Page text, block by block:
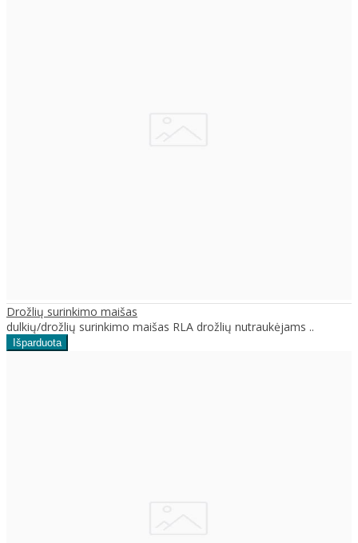
Drožlių surinkimo maišas
dulkių/drožlių surinkimo maišas RLA drožlių nutraukėjams ..